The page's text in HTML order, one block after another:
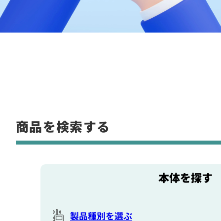
商品を検索する
本体を探す
製品種別を選ぶ